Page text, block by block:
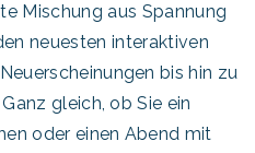
Mischung aus Spannung
neuesten interaktiven
bis hin zu
gleich, ob Sie ein
oder einen Abend mit